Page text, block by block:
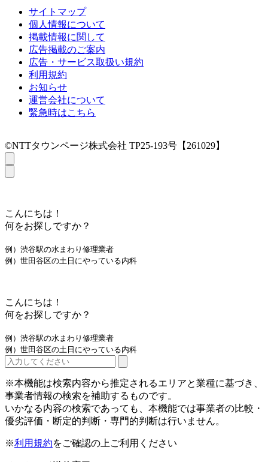
サイトマップ
個人情報について
掲載情報に関して
広告掲載のご案内
広告・サービス取扱い規約
利用規約
お知らせ
運営会社について
緊急時はこちら
©NTTタウンページ株式会社 TP25-193号【261029】
こんにちは！
何をお探しですか？
例）渋谷駅の水まわり修理業者
例）世田谷区の土日にやっている内科
こんにちは！
何をお探しですか？
例）渋谷駅の水まわり修理業者
例）世田谷区の土日にやっている内科
※本機能は検索内容から推定されるエリアと業種に基づき、
事業者情報の検索を補助するものです。
いかなる内容の検索であっても、本機能では事業者の比較・
優劣評価・断定的判断・専門的判断は行いません。
※利用規約をご確認の上ご利用ください